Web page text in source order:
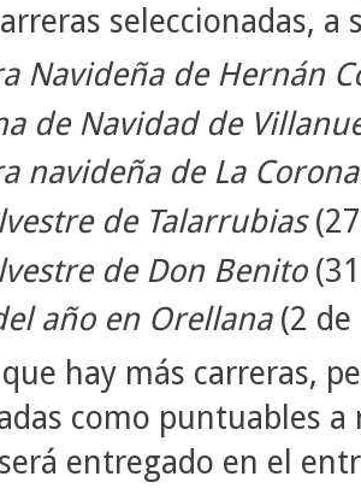
seleccionadas, a
Navideña de Hernán
de Navidad de
navideña de La
de Talarrubias
de Don Benito
año en Orellana(2 de
hay más carreras,
como puntuables
entregado en el